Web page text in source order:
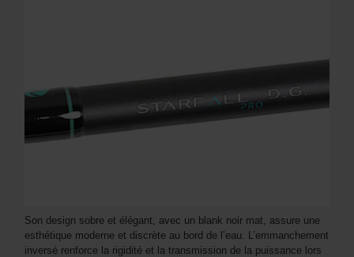
Son design sobre et élégant, avec un blank noir mat, assure une
esthétique moderne et discrète au bord de l’eau. L’emmanchement
inversé renforce la rigidité et la transmission de la puissance lors